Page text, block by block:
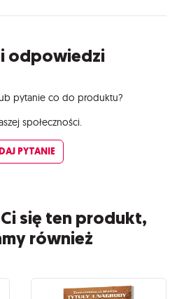
odpowiedzi
pytanie co do produktu?
społeczności.
PYTANIE
się ten produkt,
również